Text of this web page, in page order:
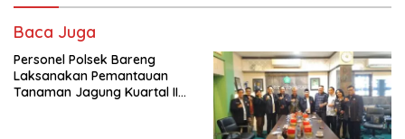
Baca Juga
Personel Polsek Bareng
Laksanakan Pemantauan
Tanaman Jagung Kuartal II